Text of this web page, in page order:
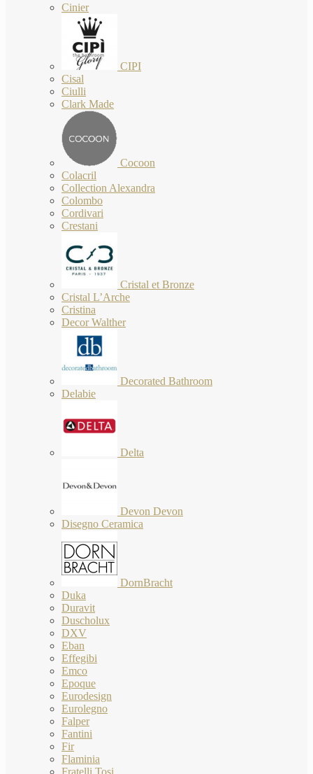
Cinier
CIPI
Cisal
Ciulli
Clark Made
Cocoon
Colacril
Collection Alexandra
Colombo
Cordivari
Crestani
Cristal et Bronze
Cristal L’Arche
Cristina
Decor Walther
Decorated Bathroom
Delabie
Delta
Devon Devon
Disegno Ceramica
DornBracht
Duka
Duravit
Duscholux
DXV
Eban
Effegibi
Emco
Epoque
Eurodesign
Eurolegno
Falper
Fantini
Fir
Flaminia